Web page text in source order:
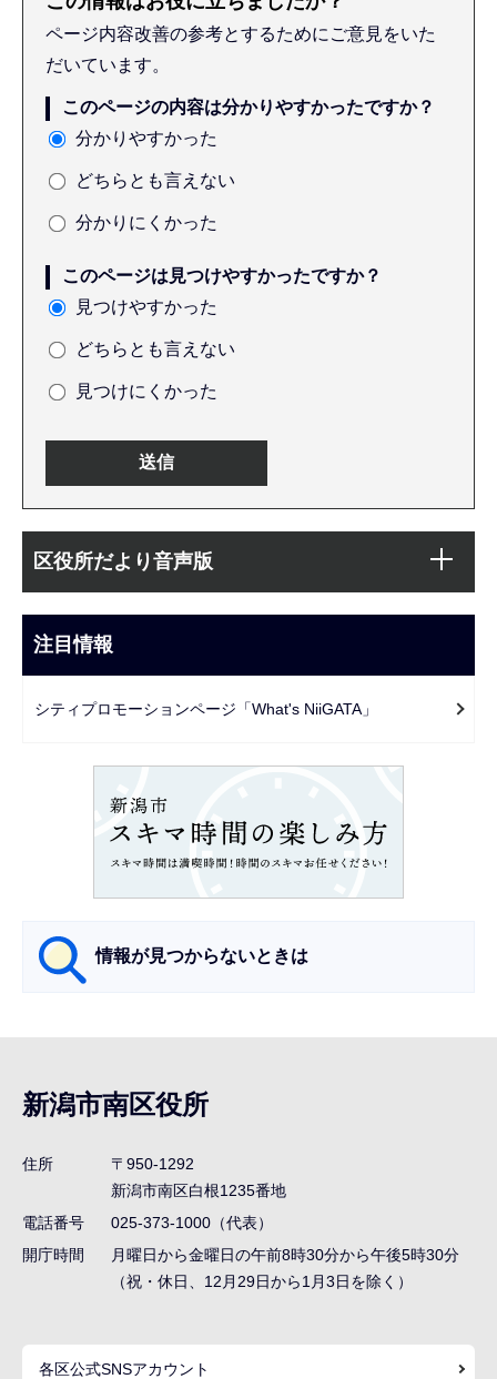
ページ内容改善の参考とするためにご意見をいた
だいています。
このページの内容は分かりやすかったですか？
分かりやすかった
どちらとも言えない
分かりにくかった
このページは見つけやすかったですか？
見つけやすかった
どちらとも言えない
見つけにくかった
文
こ
ま
で
ビ
ー
区役所だより音声版
注目情報
シティプロモーションページ「What's NiiGATA」
情報が見つからないときは
ナ
ビ
ゲ
シ
ョ
ま
新潟市南区役所
住所
〒950-1292
新潟市南区白根1235番地
電話番号
025-373-1000（代表）
開庁時間
月曜日から金曜日の午前8時30分から午後5時30分
（祝・休日、12月29日から1月3日を除く）
各区公式SNSアカウント